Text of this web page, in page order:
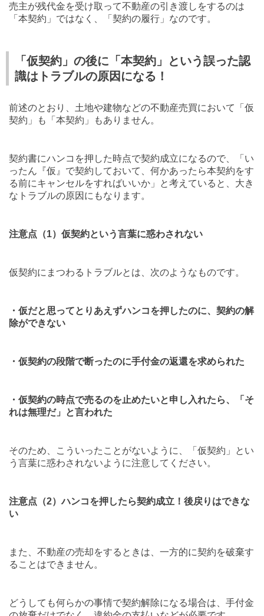
売主が残代金を受け取って不動産の引き渡しをするのは
「本契約」ではなく、「契約の履行」なのです。
「仮契約」の後に「本契約」という誤った認
識はトラブルの原因になる！
前述のとおり、土地や建物などの不動産売買において「仮
契約」も「本契約」もありません。
契約書にハンコを押した時点で契約成立になるので、「い
ったん『仮』で契約しておいて、何かあったら本契約をす
る前にキャンセルをすればいいか」と考えていると、大き
なトラブルの原因にもなります。
注意点（1）仮契約という言葉に惑わされない
仮契約にまつわるトラブルとは、次のようなものです。
・仮だと思ってとりあえずハンコを押したのに、契約の解
除ができない
・仮契約の段階で断ったのに手付金の返還を求められた
・仮契約の時点で売るのを止めたいと申し入れたら、「そ
れは無理だ」と言われた
そのため、こういったことがないように、「仮契約」とい
う言葉に惑わされないように注意してください。
注意点（2）ハンコを押したら契約成立！後戻りはできな
い
また、不動産の売却をするときは、一方的に契約を破棄す
ることはできません。
どうしても何らかの事情で契約解除になる場合は、手付金